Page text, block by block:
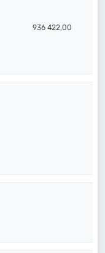
936 422,00